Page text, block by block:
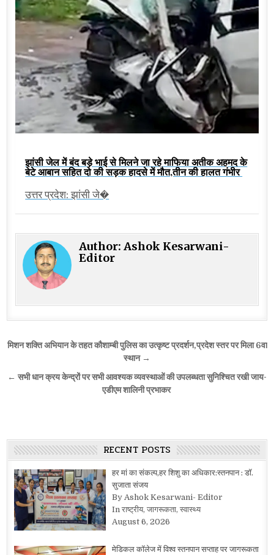
झांसी जेल में बंद बड़े भाई से मिलने जा रहे माफिया अतीक अहमद के
बेटे आबान सहित दो की सड़क हादसे में मौत,तीन की हालत गंभीर
उत्तर प्रदेश: झांसी जे�
Author:Ashok Kesarwani-
Editor
Post
मिशन शक्ति अभियान के तहत कौशाम्बी पुलिस का उत्कृष्ट प्रदर्शन,प्रदेश स्तर पर मिला 6वा
स्थान →
← सभी धान क्रय केन्द्रों पर सभी आवश्यक व्यवस्थाओं की उपलब्धता सुनिश्चित रखी जाय-
एडीएम शालिनी प्रभाकर
RECENT POSTS
हर मां का संकल्प,हर शिशु का अधिकार:स्तनपान : डॉ.
सुजाता संजय
By Ashok Kesarwani- Editor
In राष्ट्रीय, जागरूकता, स्वास्थ्य
August 6, 2026
मेडिकल कॉलेज में विश्व स्तनपान सप्ताह पर जागरूकता